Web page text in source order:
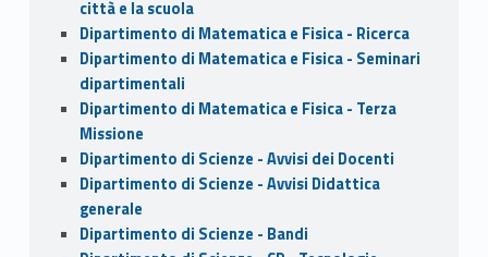
città e la scuola
Dipartimento di Matematica e Fisica - Ricerca
Dipartimento di Matematica e Fisica - Seminari
dipartimentali
Dipartimento di Matematica e Fisica - Terza
Missione
Dipartimento di Scienze - Avvisi dei Docenti
Dipartimento di Scienze - Avvisi Didattica
generale
Dipartimento di Scienze - Bandi